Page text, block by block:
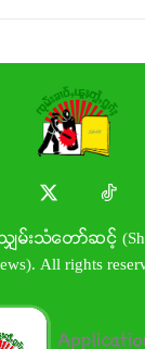
ျှမ်းသံတော်ဆင့်
All rights